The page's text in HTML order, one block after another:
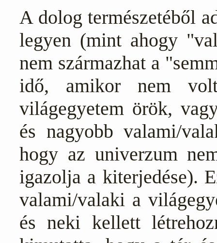
A dolog természetéből
legyen (mint ahogy
nem származhat a
idő, amikor nem
világegyetem örök,
és nagyobb valami/
hogy az univerzum
igazolja a kiterjedése).
valami/valaki a
és neki kellett